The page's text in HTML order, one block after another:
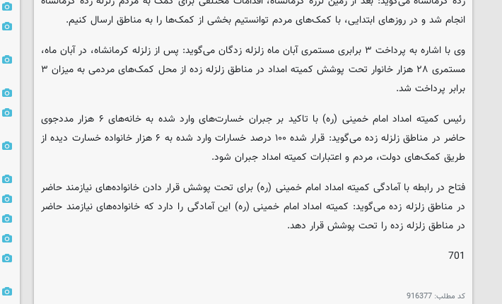
انجام شد و در روز‌های ابتدایی، با کمک‌های مردم توانستیم بخشی از کمک‌ها را به مناطق ارسال کنیم.
وی با اشاره به پرداخت ۳ برابری مستمری آبان ماه زلزله زدگان می‌گوید: پس از زلزله کرمانشاه، در آبان ماه،
مستمری ۲۸ هزار خانوار تحت پوشش کمیته امداد در مناطق زلزله زده از محل کمک‌های مردمی به میزان ۳
برابر پرداخت شد.
رئیس کمیته امداد امام خمینی (ره) با تاکید بر جبران خسارت‌های وارد شده به خانه‌های ۶ هزار مددجوی
حاضر در مناطق زلزله زده می‌گوید: قرار شده ۱۰۰ درصد خسارات وارد شده به ۶ هزار خانواده خسارت دیده از
طریق کمک‌های دولت، مردم و اعتبارات کمیته امداد جبران شود.
فتاح در رابطه با آمادگی کمیته امداد امام خمینی (ره) برای تحت پوشش قرار دادن خانواده‌های نیازمند حاضر
در مناطق زلزله زده می‌گوید: کمیته امداد امام خمینی (ره) این آمادگی را دارد که خانواده‌های نیازمند حاضر
در مناطق زلزله زده را تحت پوشش قرار دهد.
701
کد مطلب: 916377